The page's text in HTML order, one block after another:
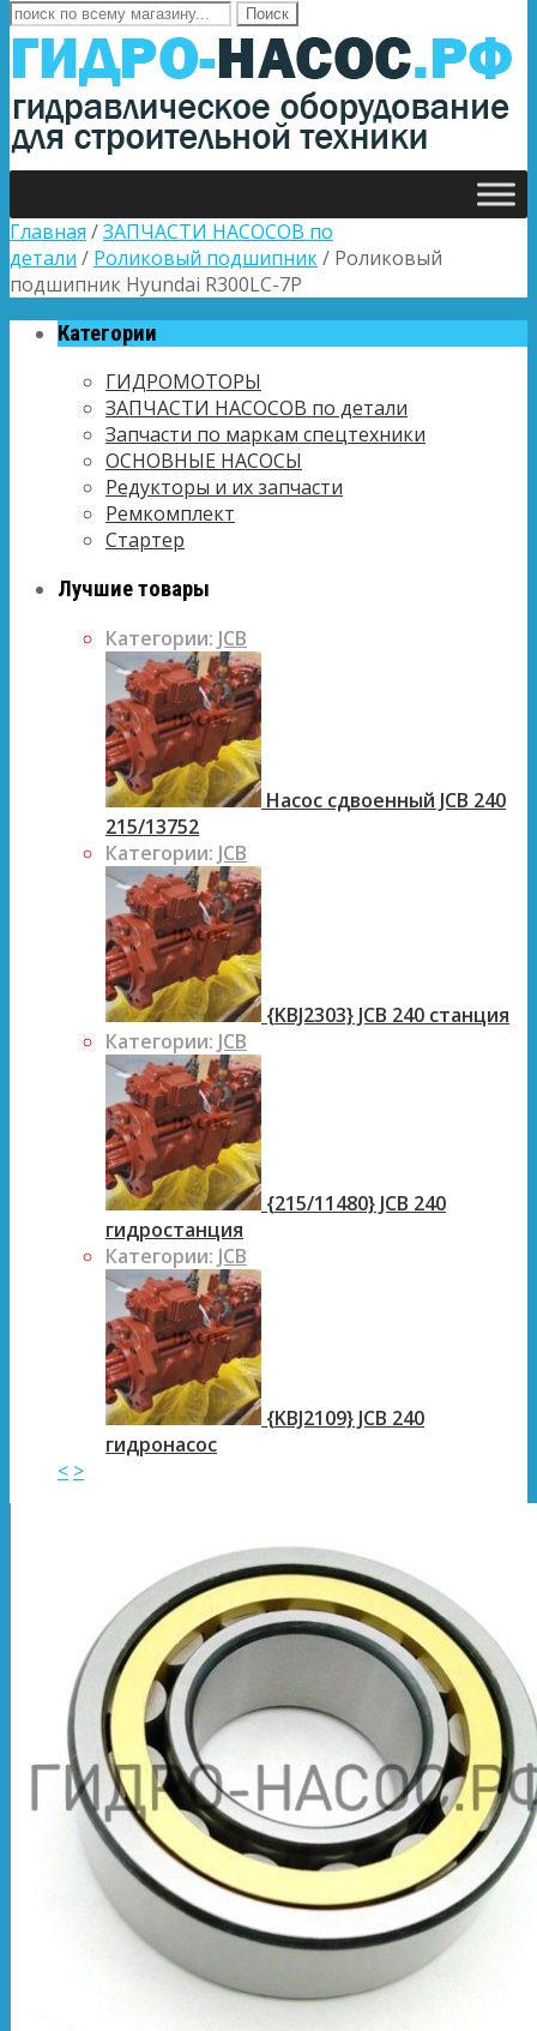
Главная /ЗАПЧАСТИ НАСОСОВ по
детали / Роликовый подшипник/ Роликовый
подшипник Hyundai R300LC-7P
Категории
ГИДРОМОТОРЫ
ЗАПЧАСТИ НАСОСОВ по детали
Запчасти по маркам спецтехники
ОСНОВНЫЕ НАСОСЫ
Редукторы и их запчасти
Ремкомплект
Стартер
Лучшие товары
Категории: JCB
Насос сдвоенный JCB 240
215/13752
Категории: JCB
{KBJ2303} JCB 240 станция
Категории: JCB
{215/11480} JCB 240
гидростанция
Категории: JCB
{KBJ2109} JCB 240
гидронасос
< >